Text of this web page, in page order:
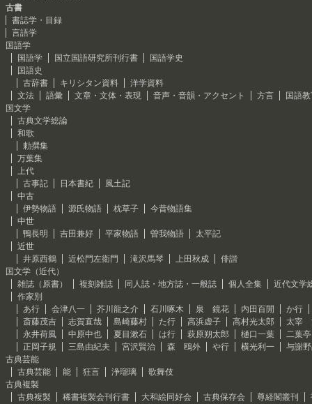
古書
書誌学・目録
言語学
国語学
国語学
国立国語研究所刊行書
国語学史
国語史
古辞書
キリシタン資料
洋学資料
文法
語彙 文章・文体・表現 音声・音韻・アクセント 方言
国語
国文学
古典文学総論
和歌
勅撰集
万葉集
上代
古事記
日本書紀
風土記
中古
伊勢物語
源氏物語 枕草子
今昔物語集
中世
鴨長明
吉田兼好 平家物語 曽我物語
太平記
近世
井原西鶴
近松門左衛門 滝沢馬琴 上田秋成
俳諧
国文学（近代）
雑誌（原書）
複刻雑誌 同人誌・地方誌・一般誌 個人全集
近代文学
作家別
あ行
会津八一 芥川龍之介 石川啄木 泉 鏡花 内田百閒
か行
斎藤茂吉
志賀直哉 島崎藤村 た行 高浜虚子 高村光太郎
太宰
永井荷風
中原中也 夏目漱石 は行 萩原朔太郎 樋口一葉
二葉
正岡子規
三島由紀夫 宮沢賢治 森 鴎外 や行 横光利一
与謝
古典芸能
古典芸能
能 狂言 浄瑠璃
歌舞伎
古典複製
古典複製
稀書複製会刊行書 大和絵同好会 古典保存会 尊経閣叢刊